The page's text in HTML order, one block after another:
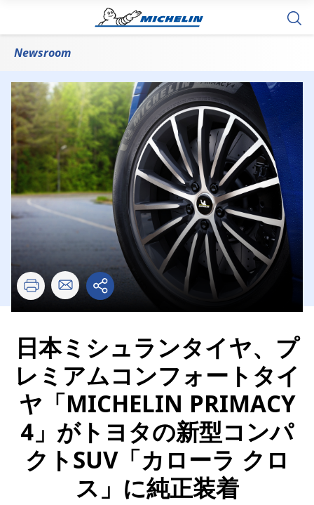
Newsroom
日本ミシュランタイヤ、プ
レミアムコンフォートタイ
ヤ「MICHELIN PRIMACY
4」がトヨタの新型コンパ
クトSUV「カローラ クロ
ス」に純正装着